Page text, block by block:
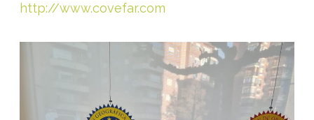
http://www.covefar.com